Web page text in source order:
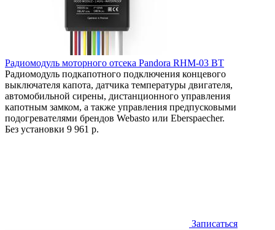
Радиомодуль моторного отсека Pandora RHM-03 BT
Радиомодуль подкапотного подключения концевого
выключателя капота, датчика температуры двигателя,
автомобильной сирены, дистанционного управления
капотным замком, а также управления предпусковыми
подогревателями брендов Webasto или Eberspaecher.
Без установки 9 961 р.
Записаться